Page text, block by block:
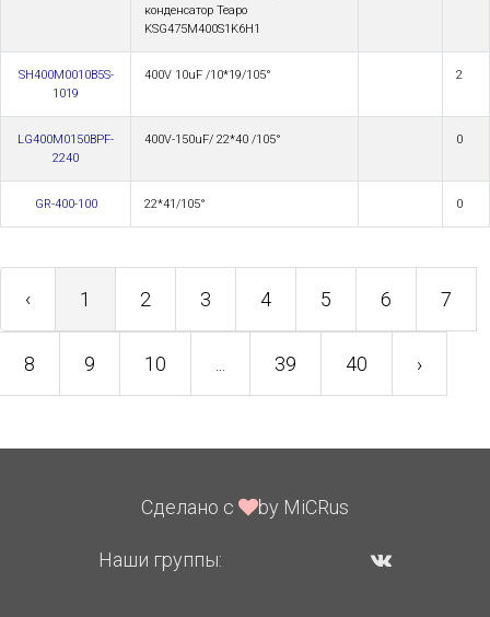
конденсатор Teapo
KSG475M400S1K6H1
SH400M0010B5S-
1019
400V 10uF /10*19/105° 2
LG400M0150BPF-
2240
400V-150uF/ 22*40 /105° 0
GR-400-100 22*41/105° 0
‹ 1 2 3 4 5 6 7
8 9 10 39 40 ›
Сделано с by MiCRus
Наши группы: